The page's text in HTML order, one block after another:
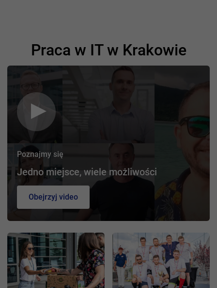
Praca w IT w Krakowie
Poznajmy się
Jedno miejsce, wiele możliwości
Obejrzyj video